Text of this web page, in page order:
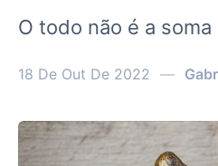
O todo não é a
18 De Out De 2022 —